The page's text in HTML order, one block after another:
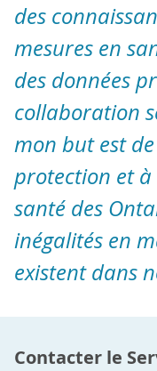
des
mesures en
des données
collaboration
mon but est
protection et
santé des
inégalités en
existent dans
Contacter le